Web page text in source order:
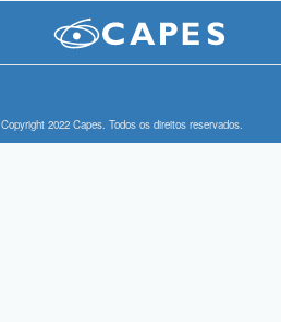
Copyright 2022 Capes. Todos os direitos reservados.